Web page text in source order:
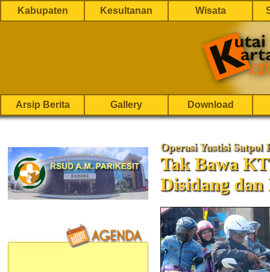
Kabupaten Kesultanan Wisata
Arsip Berita Gallery Download
Operasi Yustisi Satpol
Tak Bawa
Disidang dan